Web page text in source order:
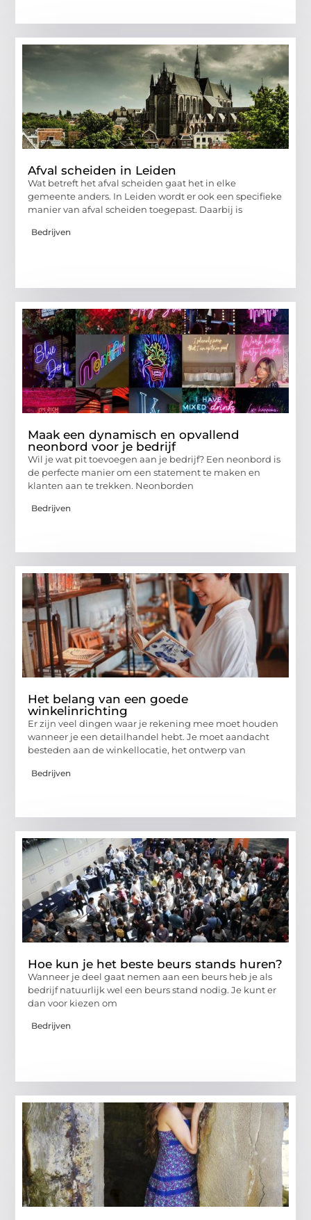
Afval scheiden in Leiden
Wat betreft het afval scheiden gaat het in elke
gemeente anders. In Leiden wordt er ook een specifieke
manier van afval scheiden toegepast. Daarbij is
Bedrijven
Maak een dynamisch en opvallend
neonbord voor je bedrijf
Wil je wat pit toevoegen aan je bedrijf? Een neonbord is
de perfecte manier om een statement te maken en
klanten aan te trekken. Neonborden
Bedrijven
Het belang van een goede
winkelinrichting
Er zijn veel dingen waar je rekening mee moet houden
wanneer je een detailhandel hebt. Je moet aandacht
besteden aan de winkellocatie, het ontwerp van
Bedrijven
Hoe kun je het beste beurs stands huren?
Wanneer je deel gaat nemen aan een beurs heb je als
bedrijf natuurlijk wel een beurs stand nodig. Je kunt er
dan voor kiezen om
Bedrijven